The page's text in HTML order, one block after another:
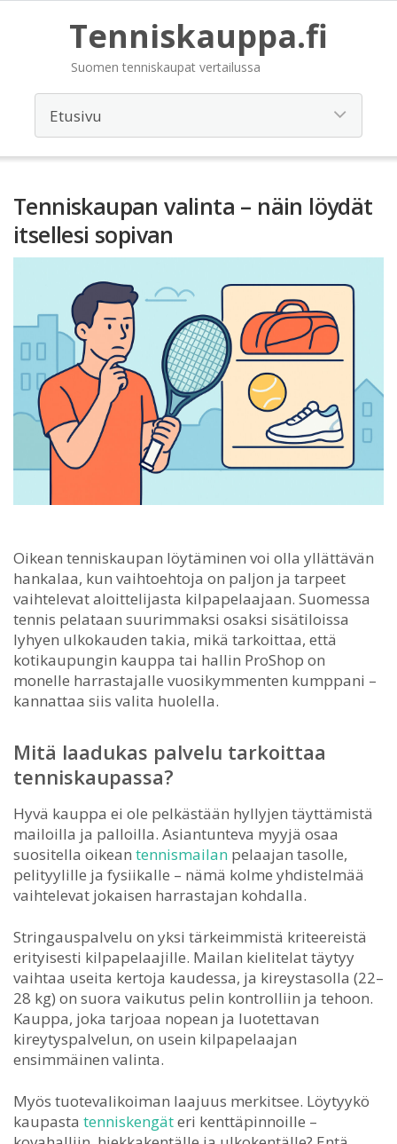
Tenniskauppa.fi
Suomen tenniskaupat vertailussa
Tenniskaupan valinta – näin löydät
itsellesi sopivan
Oikean tenniskaupan löytäminen voi olla yllättävän
hankalaa, kun vaihtoehtoja on paljon ja tarpeet
vaihtelevat aloittelijasta kilpapelaajaan. Suomessa
tennis pelataan suurimmaksi osaksi sisätiloissa
lyhyen ulkokauden takia, mikä tarkoittaa, että
kotikaupungin kauppa tai hallin ProShop on
monelle harrastajalle vuosikymmenten kumppani –
kannattaa siis valita huolella.
Mitä laadukas palvelu tarkoittaa
tenniskaupassa?
Hyvä kauppa ei ole pelkästään hyllyjen täyttämistä
mailoilla ja palloilla. Asiantunteva myyjä osaa
suositella oikean tennismailan pelaajan tasolle,
pelityylille ja fysiikalle – nämä kolme yhdistelmää
vaihtelevat jokaisen harrastajan kohdalla.
Stringauspalvelu on yksi tärkeimmistä kriteereistä
erityisesti kilpapelaajille. Mailan kielitelat täytyy
vaihtaa useita kertoja kaudessa, ja kireystasolla (22–
28 kg) on suora vaikutus pelin kontrolliin ja tehoon.
Kauppa, joka tarjoaa nopean ja luotettavan
kireytyspalvelun, on usein kilpapelaajan
ensimmäinen valinta.
Myös tuotevalikoiman laajuus merkitsee. Löytyykö
kaupasta tenniskengäteri kenttäpinnoille –